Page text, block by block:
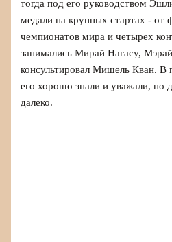
тогда под его руководством
медали на крупных стартах - от
чемпионатов мира и четырех
занимались Мирай Нагасу,
консультировал Мишель Кван. В
его хорошо знали и уважали, но
далеко.